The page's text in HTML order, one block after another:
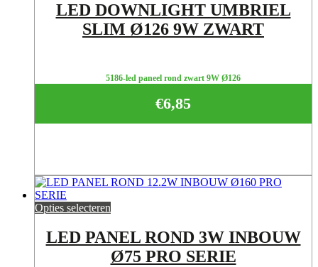
LED DOWNLIGHT UMBRIEL
SLIM Ø126 9W ZWART
5186-led paneel rond zwart 9W Ø126
€6,85
Opties selecteren
LED PANEL ROND 3W INBOUW
Ø75 PRO SERIE